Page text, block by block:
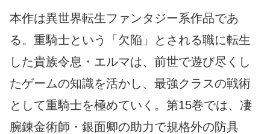
本作は異世界転生ファンタジー系作品であ
る。重騎士という「欠陥」とされる職に転生
した貴族令息・エルマは、前世で遊び尽くし
たゲームの知識を活かし、最強クラスの戦術
として重騎士を極めていく。第15巻では、凄
腕錬金術師・銀面卿の助力で規格外の防具